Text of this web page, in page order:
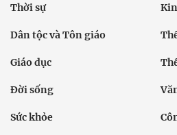
Thời sự
Dân tộc và Tôn giáo
Giáo dục
Đời sống
Sức khỏe